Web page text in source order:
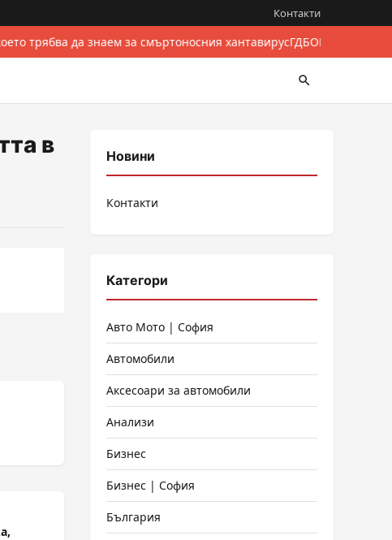
Контакти
трябва да знаем за смъртоносния хантавирусГДБОП разби
в
Новини
Контакти
Категори
Авто Мото | София
Автомобили
Аксесоари за автомобили
Анализи
Бизнес
Бизнес | София
България